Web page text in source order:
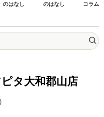
のはなし
のはなし
コラム
タ大和郡山店